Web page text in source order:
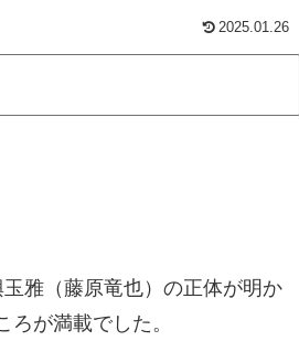
2025.01.26
雅（藤原竜也）の正体が明か
が満載でした。